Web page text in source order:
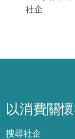
社企
以消費關
搜尋社企